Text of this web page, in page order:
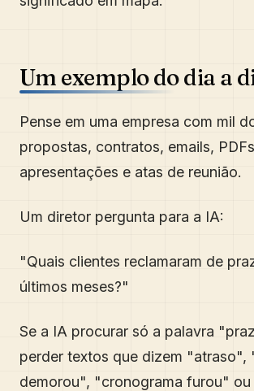
Um exemplo do dia a
Pense em uma empresa com mil
propostas, contratos, emails,
apresentações e atas de reunião.
Um diretor pergunta para a IA:
"Quais clientes reclamaram de
últimos meses?"
Se a IA procurar só a palavra
perder textos que dizem "atraso",
demorou", "cronograma furou"